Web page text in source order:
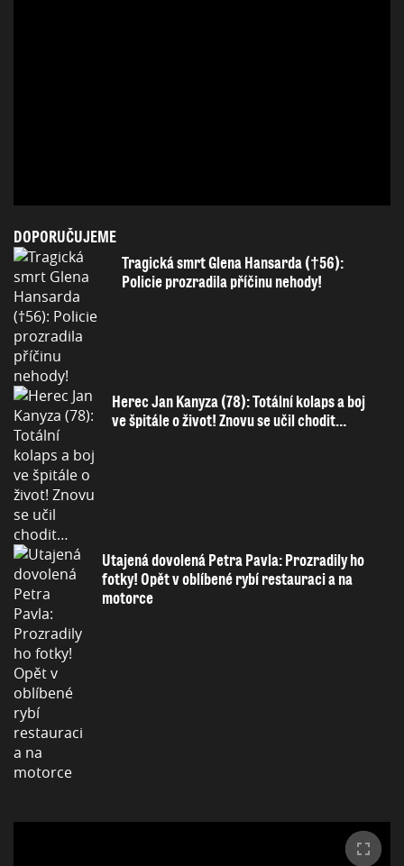
DOPORUČUJEME
Tragická smrt Glena Hansarda (†56):
Policie prozradila příčinu nehody!
Herec Jan Kanyza (78): Totální kolaps a boj
ve špitále o život! Znovu se učil chodit…
Utajená dovolená Petra Pavla: Prozradily ho
fotky! Opět v oblíbené rybí restauraci a na
motorce